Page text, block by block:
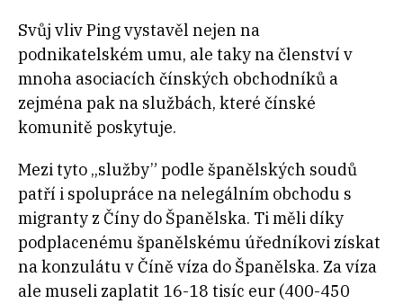
Svůj vliv Ping vystavěl nejen na
podnikatelském umu, ale taky na členství v
mnoha asociacích čínských obchodníků a
zejména pak na službách, které čínské
komunitě poskytuje.
Mezi tyto „služby” podle španělských soudů
patří i spolupráce na nelegálním obchodu s
migranty z Číny do Španělska. Ti měli díky
podplacenému španělskému úředníkovi získat
na konzulátu v Číně víza do Španělska. Za víza
ale museli zaplatit 16-18 tisíc eur (400-450